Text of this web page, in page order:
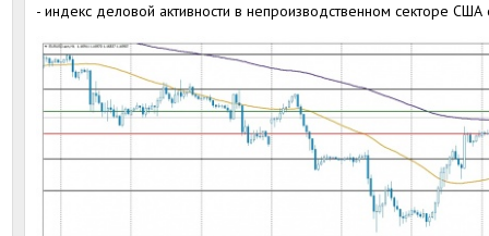
- индекс деловой активности в непроизводственном секторе США